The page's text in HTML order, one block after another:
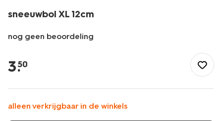
sneeuwbol XL 12cm
nog geen beoordeling
xl-
12cm-
3.
50
alleen verkrijgbaar in de winkels